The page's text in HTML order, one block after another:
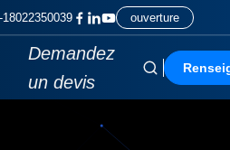
18022350039 ouverture
Demandez
un devis